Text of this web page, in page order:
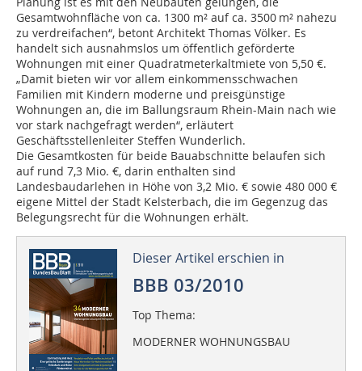
Gesamtwohnfläche von ca. 1300 m² auf ca. 3500 m² nahezu
zu verdreifachen“, betont Architekt Thomas Völker. Es
handelt sich ausnahmslos um öffentlich geförderte
Wohnungen mit einer Quadratmeterkaltmiete von 5,50 €.
„Damit bieten wir vor allem einkommensschwachen
Familien mit Kindern moderne und preisgünstige
Wohnungen an, die im Ballungsraum Rhein-Main nach wie
vor stark nachgefragt werden“, erläutert
Geschäftsstellenleiter Steffen Wunderlich.
Die Gesamtkosten für beide Bauabschnitte belaufen sich
auf rund 7,3 Mio. €, darin enthalten sind
Landesbaudarlehen in Höhe von 3,2 Mio. € sowie 480 000 €
eigene Mittel der Stadt Kelsterbach, die im Gegenzug das
Belegungsrecht für die Wohnungen erhält.
Dieser Artikel erschien in
BBB 03/2010
Top Thema:
MODERNER WOHNUNGSBAU